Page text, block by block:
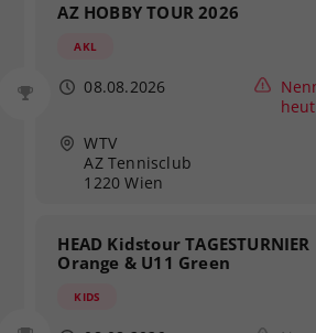
AZ HOBBY TOUR 2026
AKL
08.08.2026
WTV
AZ Tennisclub
1220 Wien
HEAD Kidstour
Orange & U11 Green
KIDS